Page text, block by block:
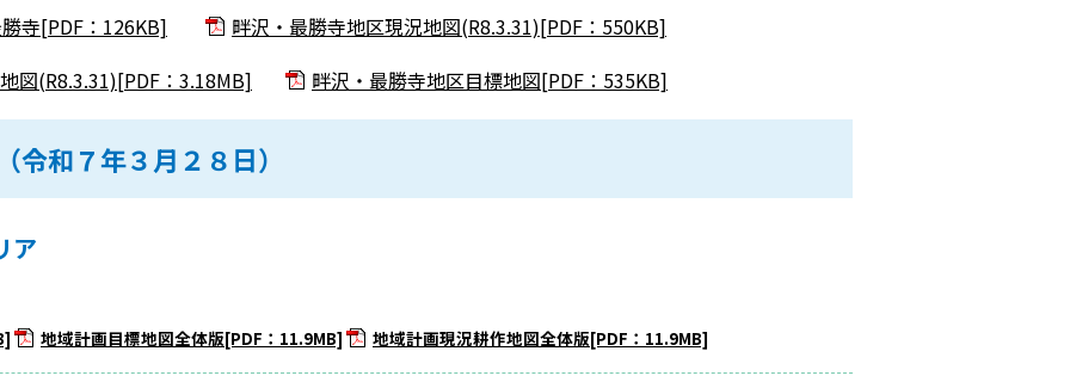
寺[PDF：126KB]
畔沢・最勝寺地区現況地図(R8.3.31)[PDF：550KB]
図(R8.3.31)[PDF：3.18MB]
畔沢・最勝寺地区目標地図[PDF：535KB]
和７年３月２８日）
ア
地域計画目標地図全体版[PDF：11.9MB] 地域計画現況耕作地図全体版[PDF：11.9MB]